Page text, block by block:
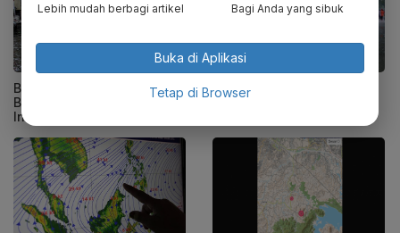
BMKG Prediksi Potensi
Banjir Rob di 11 Wilayah
Indonesia Hari Ini
Fenomena MJO Sebabkan
Cuaca Buruk, Apa Itu?
Lebih mudah berbagi artikel Bagi Anda yang sibuk
Buka di Aplikasi
Tetap di Browser